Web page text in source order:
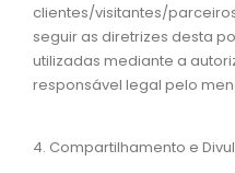
clientes/visitantes/
seguir as diretrizes desta
utilizadas mediante a
responsável legal pelo
4. Compartilhamento e